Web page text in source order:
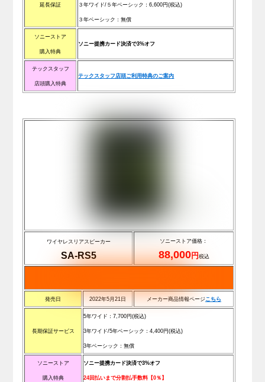
延長保証 ３年ワイド/ ５年ベーシック：6,600円(税込)
３年ベーシック：無償
ソニーストア
購入特典
ソニー提携カード決済で3%オフ
テックスタッフ
店頭購入特典
テックスタッフ店頭ご利用特典のご案内
ワイヤレスリアスピーカー
SA-RS5
ソニーストア価格：
88,000円 税込
発売日 2022年5月21日 メーカー商品情報ページこちら
長期保証サービス
5年ワイド：7,700円(税込)
3年ワイド/5年ベーシック：4,400円(税込)
3年ベーシック：無償
ソニーストア
購入特典
ソニー提携カード決済で3%オフ
24回払いまで分割払手数料【0％】